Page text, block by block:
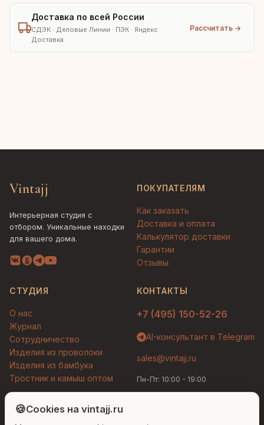
Доставка по всей России
СДЭК · Деловые Линии · ПЭК · Яндекс
Доставка
Рассчитать →
Vintajj
Интерьерная студия с
отбором. Уникальные находки
для вашего дома.
ПОКУПАТЕЛЯМ
Как заказать
Доставка и оплата
Калькулятор доставки
Гарантии
Отзывы
СТУДИЯ
О нас
Журнал
Сотрудничество
Изделия из проволоки
Изделия из бамбука
Тростник и камыш оптом
КОНТАКТЫ
+7 (495) 150-52-26
AI-консультант в Telegram
sales@vintajj.ru
Пн-Пт: 10:00 - 19:00
🍪Cookies на vintajj.ru
Людмила